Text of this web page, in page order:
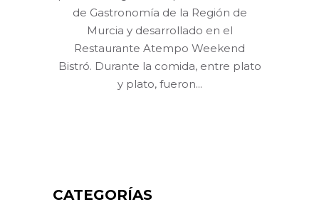
de Gastronomía de la Región de
Murcia y desarrollado en el
Restaurante Atempo Weekend
Bistró. Durante la comida, entre plato
y plato, fueron...
CATEGORÍAS